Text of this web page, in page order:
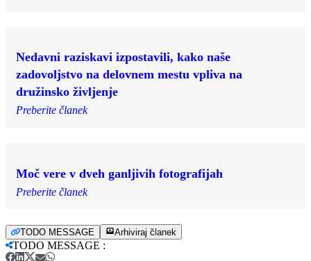
Nedavni raziskavi izpostavili, kako naše
zadovoljstvo na delovnem mestu vpliva na
družinsko življenje
Preberite članek
Moč vere v dveh ganljivih fotografijah
Preberite članek
TODO MESSAGE Arhiviraj članek
TODO MESSAGE :